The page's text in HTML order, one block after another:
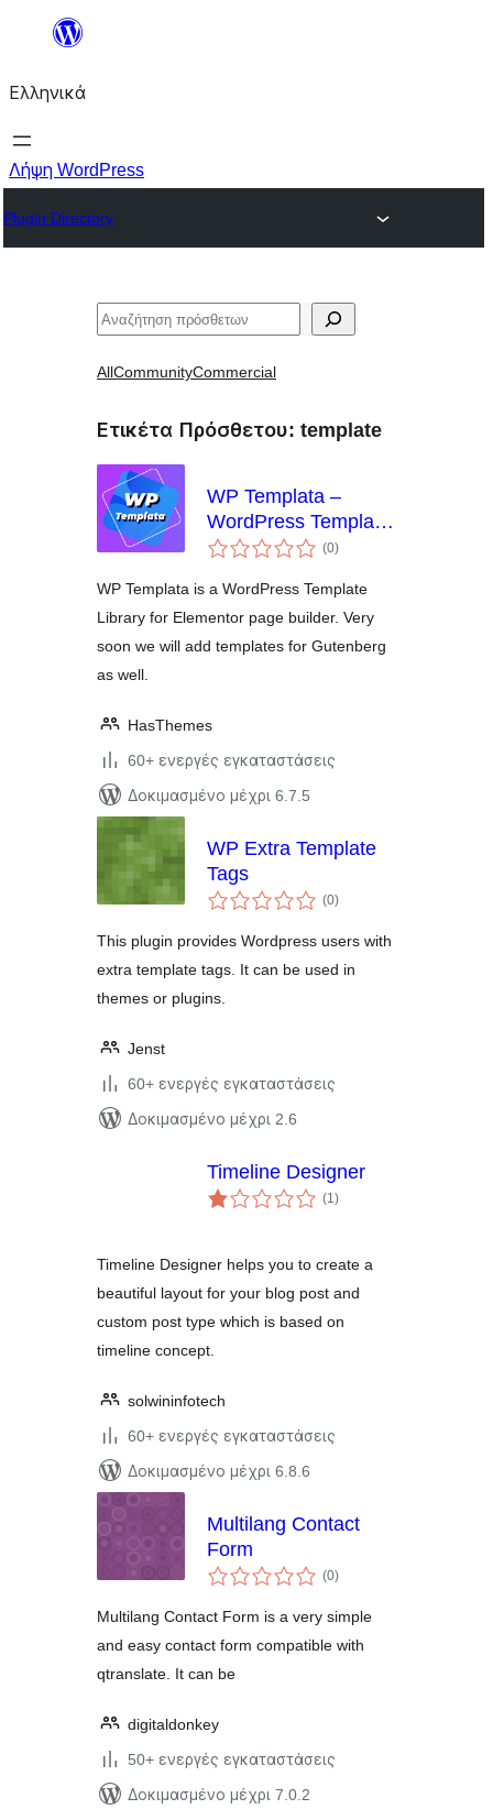
Μετάβαση
περιεχόμενο
Ελληνικά
Λήψη WordPress
Plugin Directory
Αναζήτηση
AllCommunityCommercial
Ετικέτα Πρόσθετου: template
WP Templata –
WordPress Template
Library for Elementor
(0αξιολογήσεις
σύνολο
)
WP Templata is a WordPress Template
Library for Elementor page builder. Very
soon we will add templates for Gutenberg
as well.
HasThemes
60+ ενεργές εγκαταστάσεις
Δοκιμασμένο μέχρι 6.7.5
WP Extra Template
Tags
(0αξιολογήσεις
σύνολο
)
This plugin provides Wordpress users with
extra template tags. It can be used in
themes or plugins.
Jenst
60+ ενεργές εγκαταστάσεις
Δοκιμασμένο μέχρι 2.6
Timeline Designer
(1αξιολογήσεις
σύνολο
)
Timeline Designer helps you to create a
beautiful layout for your blog post and
custom post type which is based on
timeline concept.
solwininfotech
60+ ενεργές εγκαταστάσεις
Δοκιμασμένο μέχρι 6.8.6
Multilang Contact
Form
(0αξιολογήσεις
σύνολο
)
Multilang Contact Form is a very simple
and easy contact form compatible with
qtranslate. It can be
digitaldonkey
50+ ενεργές εγκαταστάσεις
Δοκιμασμένο μέχρι 7.0.2